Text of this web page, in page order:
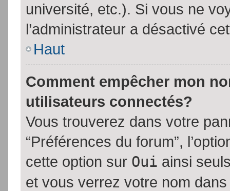
université, etc.). Si vous ne
l’administrateur a désactivé
Haut
Comment empêcher mon
utilisateurs connectés?
Vous trouverez dans votre
“Préférences du forum”,
cette option sur Oui ainsi
et vous verrez votre nom